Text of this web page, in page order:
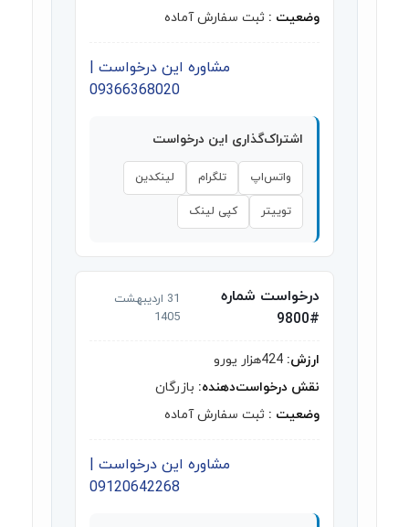
وضعیت : ثبت سفارش آماده
مشاوره این درخواست |
09366368020
اشتراک‌گذاری این درخواست
واتس‌اپ تلگرام لینکدین
توییتر کپی لینک
درخواست شماره
#9800
31 اردیبهشت
1405
ارزش:
نقش درخواست‌دهنده: بازرگان
وضعیت : ثبت سفارش آماده
مشاوره این درخواست |
09120642268